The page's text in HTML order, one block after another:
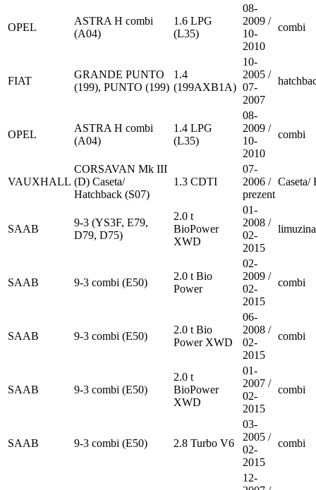
OPEL
ASTRA H combi
(A04)
1.6 LPG
(L35)
08-
2009 /
10-
2010
combi
FIAT
GRANDE PUNTO
(199), PUNTO (199)
1.4
(199AXB1A)
10-
2005 /
07-
2007
OPEL
ASTRA H combi
(A04)
1.4 LPG
(L35)
08-
2009 /
10-
2010
combi
VAUXHALL
CORSAVAN Mk III
(D) Caseta/
Hatchback (S07)
1.3 CDTI
07-
2006 /
prezent
Caseta/
SAAB
9-3 (YS3F, E79,
D79, D75)
2.0 t
BioPower
XWD
01-
2008 /
02-
2015
limuzina
SAAB 9-3 combi (E50)
2.0 t Bio
Power
02-
2009 /
02-
2015
combi
SAAB 9-3 combi (E50)
2.0 t Bio
Power XWD
06-
2008 /
02-
2015
combi
SAAB 9-3 combi (E50)
2.0 t
BioPower
XWD
01-
2007 /
02-
2015
combi
SAAB 9-3 combi (E50) 2.8 Turbo V6
03-
2005 /
02-
2015
combi
12-